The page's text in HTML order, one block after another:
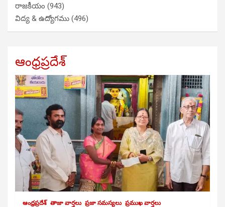
రాజకీయం (943)
విద్య & ఉద్యోగము (496)
ఆంధ్రప్రదేశ్
ఆంధ్రప్రదేశ్ తాజా వార్తలు ప్రజా సమస్యలు ప్రముఖ వార్తలు